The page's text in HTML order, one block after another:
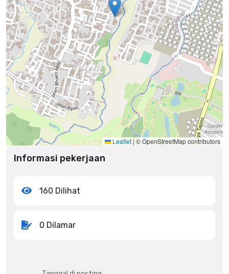
Leaflet | © OpenStreetMap contributors
Informasi pekerjaan
160 Dilihat
0 Dilamar